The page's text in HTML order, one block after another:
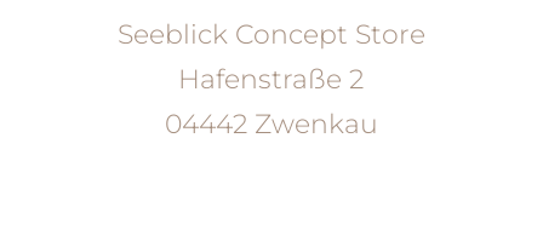
Seeblick Concept Store
Hafenstraße 2
04442 Zwenkau